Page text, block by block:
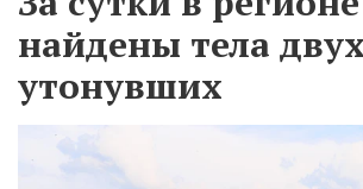
найдены тела двух
утонувших